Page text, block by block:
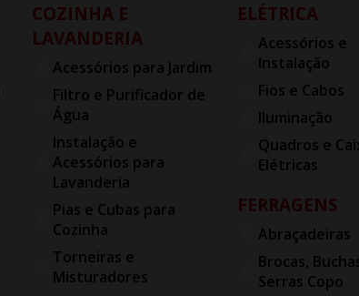
COZINHA E
LAVANDERIA
Acessórios para Jardim
Filtro e Purificador de
Água
Instalação e
Acessórios para
Lavanderia
Pias e Cubas para
Cozinha
Torneiras e
Misturadores
ELÉTRICA
Acessórios e
Instalação
Fios e Cabos
Iluminação
Quadros e
Elétricas
FERRAGENS
Abraçadeiras
Brocas,
Serras Copo